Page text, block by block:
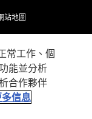
站地圖
常工作、個
能並分析
合作夥伴
多信息